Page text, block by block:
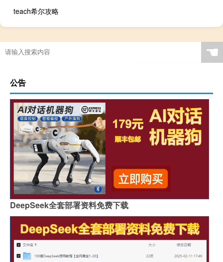
teach希尔攻略
☚
公告
DeepSeek全套部署资料免费下载